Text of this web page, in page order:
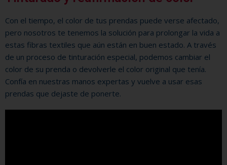
Con el tiempo, el color de tus prendas puede verse afectado,
pero nosotros te tenemos la solución para prolongar la vida a
estas fibras textiles que aún están en buen estado. A través
de un proceso de tinturación especial, podemos cambiar el
color de su prenda o devolverle el color original que tenía.
Confía en nuestras manos expertas y vuelve a usar esas
prendas que dejaste de ponerte.